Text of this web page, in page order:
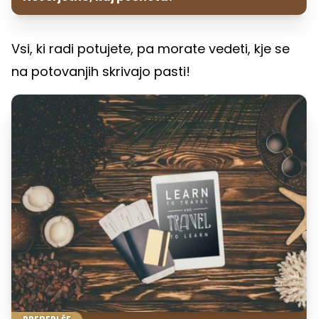
Vsi, ki radi potujete, pa morate vedeti, kje se
na potovanjih skrivajo pasti!